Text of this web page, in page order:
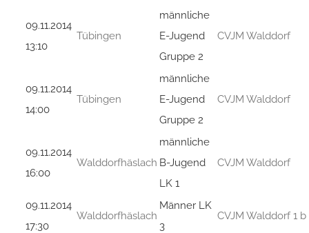
09.11.2014
13:10
Tübingen
männliche
E-Jugend
Gruppe 2
CVJM Walddorf
09.11.2014
14:00
Tübingen
männliche
E-Jugend
Gruppe 2
CVJM Walddorf
09.11.2014
16:00
Walddorfhäslach
männliche
B-Jugend
LK 1
CVJM Walddorf
09.11.2014
17:30
Walddorfhäslach
Männer LK
3
CVJM Walddorf 1 b